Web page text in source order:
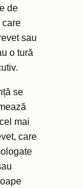
de
care
sau
o tură
se
mai
care